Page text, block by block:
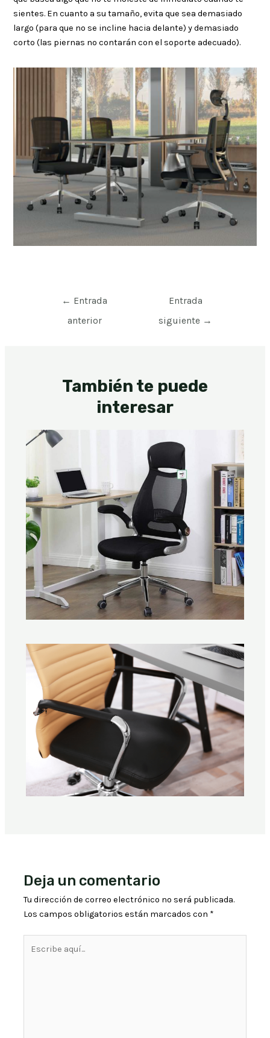
sientes. En cuanto a su tamaño, evita que sea demasiado
largo (para que no se incline hacia delante) y demasiado
corto (las piernas no contarán con el soporte adecuado).
← Entrada
anterior
Entrada
siguiente →
También te puede
interesar
Deja un comentario
Tu dirección de correo electrónico no será publicada.
Los campos obligatorios están marcados con *